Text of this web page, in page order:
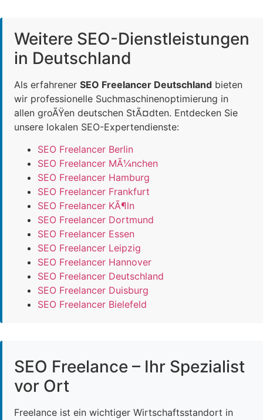
Weitere SEO-Dienstleistungen
in Deutschland
Als erfahrener SEO Freelancer Deutschland bieten
wir professionelle Suchmaschinenoptimierung in
allen groÃŸen deutschen StÃ¤dten. Entdecken Sie
unsere lokalen SEO-Expertendienste:
SEO Freelancer Berlin
SEO Freelancer MÃ¼nchen
SEO Freelancer Hamburg
SEO Freelancer Frankfurt
SEO Freelancer KÃ¶ln
SEO Freelancer Dortmund
SEO Freelancer Essen
SEO Freelancer Leipzig
SEO Freelancer Hannover
SEO Freelancer Deutschland
SEO Freelancer Duisburg
SEO Freelancer Bielefeld
SEO Freelance – Ihr Spezialist
vor Ort
Freelance ist ein wichtiger Wirtschaftsstandort in